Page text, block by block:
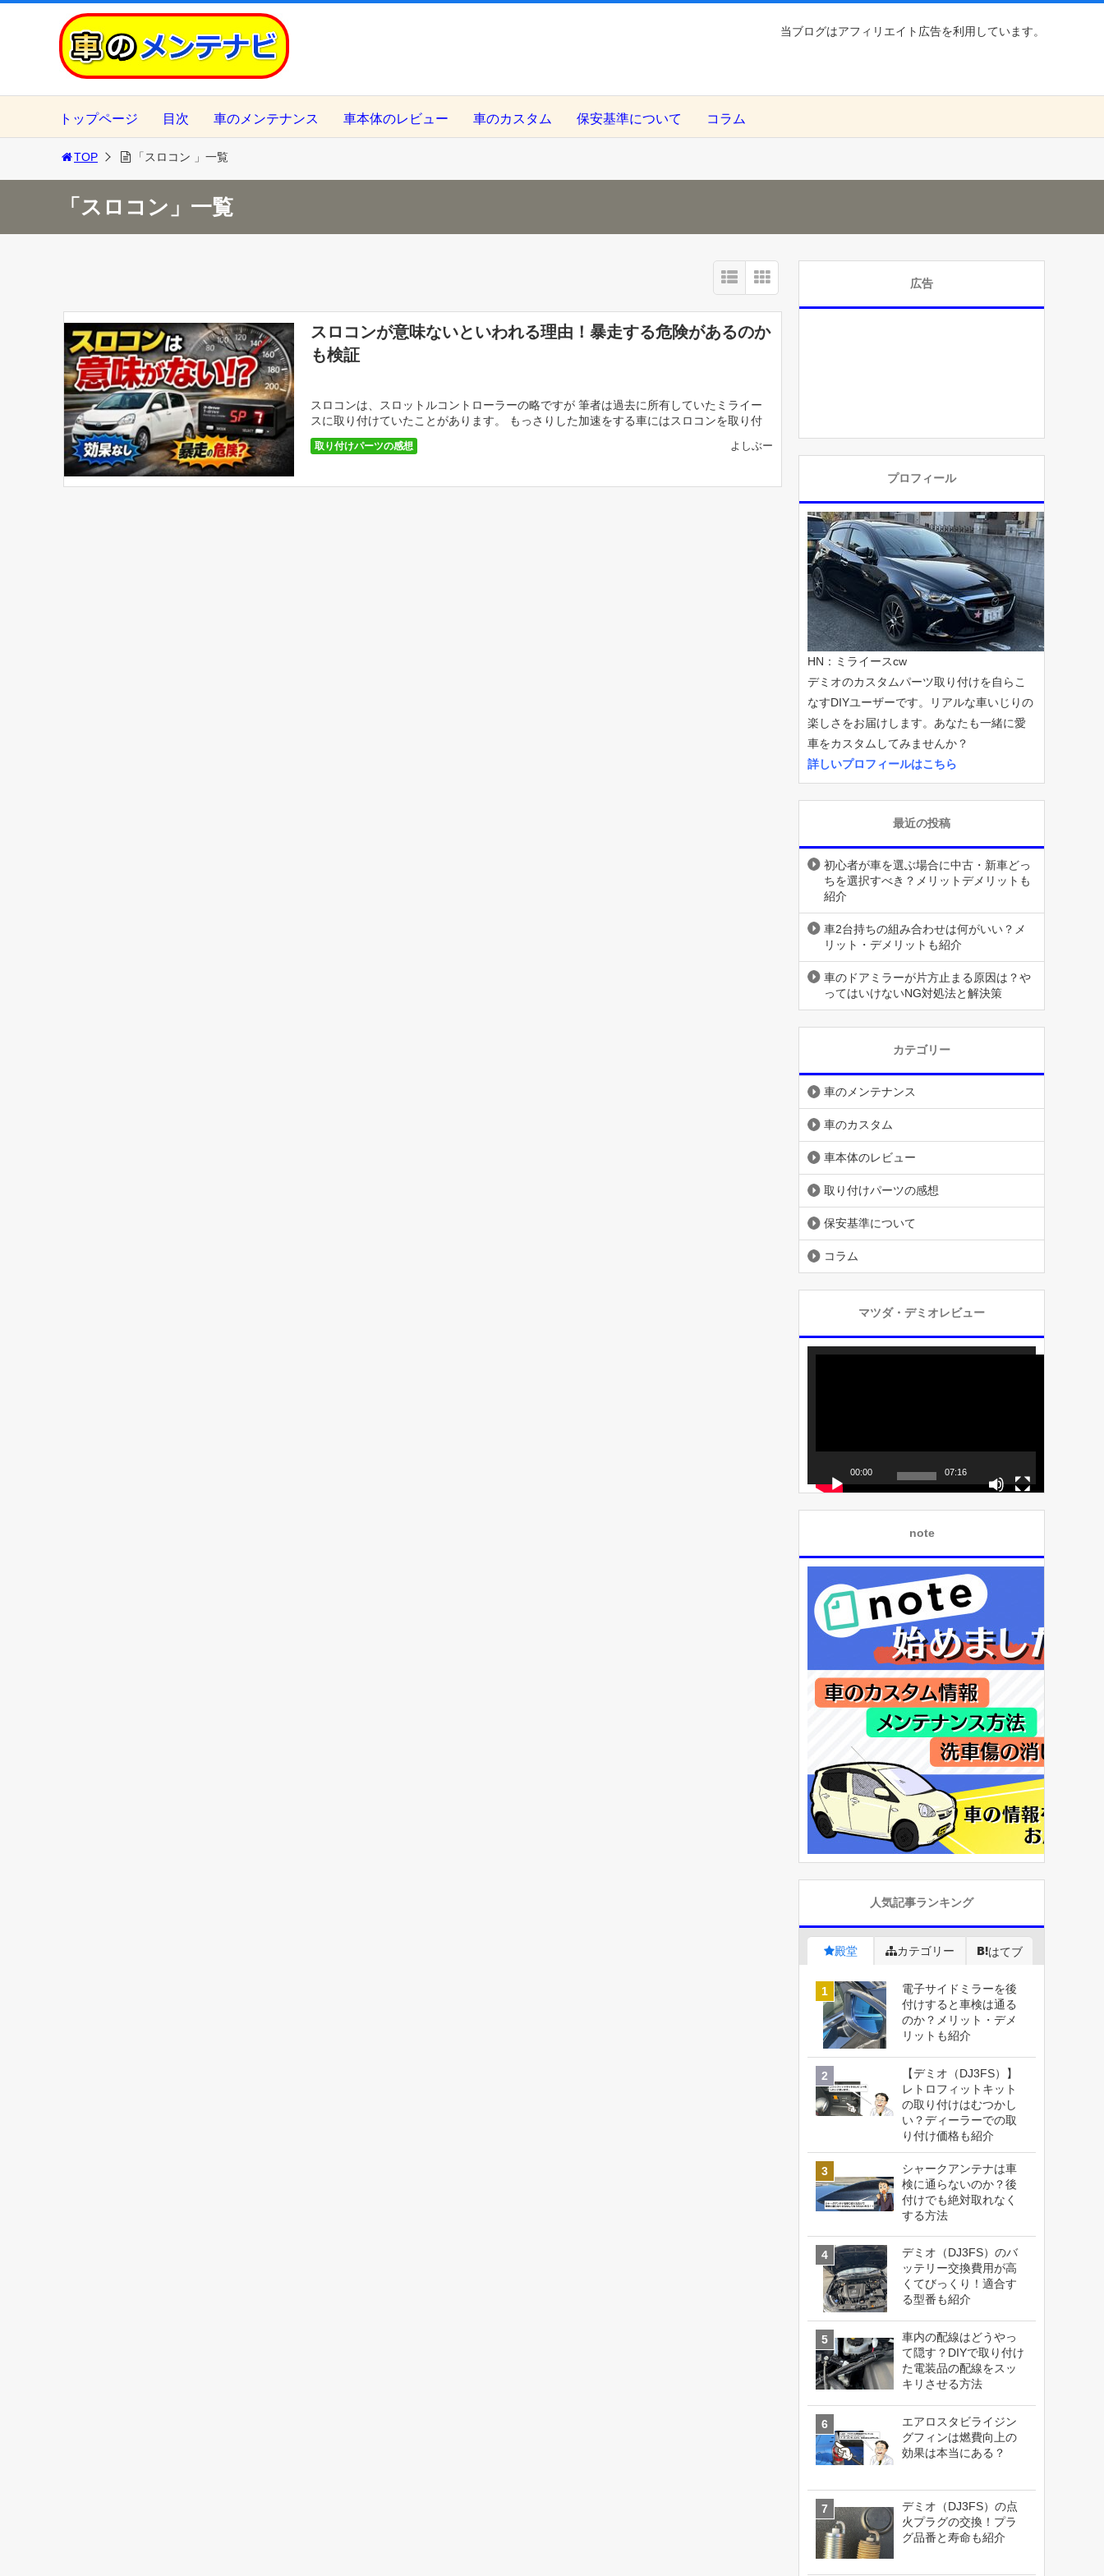
当ブログはアフィリエイト広告を利用しています。
トップページ 目次 車のメンテナンス 車本体のレビュー 車のカスタム 保安基準について コラム
TOP 「スロコン 」一覧
「スロコン」一覧
スロコンが意味ないといわれる理由！暴走する危険があるのか
も検証
スロコンは、スロットルコントローラーの略ですが 筆者は過去に所有していたミライー
スに取り付けていたことがあります。 もっさりした加速をする車にはスロコンを取り付
けたくなりますし 快適なカーライフを送りたいとも思うでしょう […]
取り付けパーツの感想 よしぶー
広告
プロフィール
HN：ミライースcw
デミオのカスタムパーツ取り付けを自らこ
なすDIYユーザーです。リアルな車いじりの
楽しさをお届けします。あなたも一緒に愛
車をカスタムしてみませんか？
詳しいプロフィールはこちら
最近の投稿
初心者が車を選ぶ場合に中古・新車どっ
ちを選択すべき？メリットデメリットも
紹介
車2台持ちの組み合わせは何がいい？メ
リット・デメリットも紹介
車のドアミラーが片方止まる原因は？や
ってはいけないNG対処法と解決策
カテゴリー
車のメンテナンス
車のカスタム
車本体のレビュー
取り付けパーツの感想
保安基準について
コラム
マツダ・デミオレビュー
動
00:00 07:16
note
人気記事ランキング
殿堂 カテゴリー はてブ
電子サイドミラーを後
付けすると車検は通る
のか？メリット・デメ
リットも紹介
【デミオ（DJ3FS）】
レトロフィットキット
の取り付けはむつかし
い？ディーラーでの取
り付け価格も紹介
シャークアンテナは車
検に通らないのか？後
付けでも絶対取れなく
する方法
デミオ（DJ3FS）のバ
ッテリー交換費用が高
くてびっくり！適合す
る型番も紹介
車内の配線はどうやっ
て隠す？DIYで取り付け
た電装品の配線をスッ
キリさせる方法
エアロスタビライジン
グフィンは燃費向上の
効果は本当にある？
デミオ（DJ3FS）の点
火プラグの交換！プラ
グ品番と寿命も紹介